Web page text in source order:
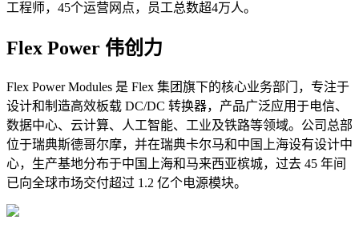
工程师，45个运营网点，员工总数超4万人。
Flex Power 伟创力
Flex Power Modules 是 Flex 集团旗下的核心业务部门，专注于
设计和制造高效板载 DC/DC 转换器，产品广泛应用于电信、
数据中心、云计算、人工智能、工业及铁路等领域。公司总部
位于瑞典斯德哥尔摩，并在瑞典卡尔马和中国上海设有设计中
心，生产基地分布于中国上海和马来西亚槟城，过去 45 年间
已向全球市场交付超过 1.2 亿个电源模块。